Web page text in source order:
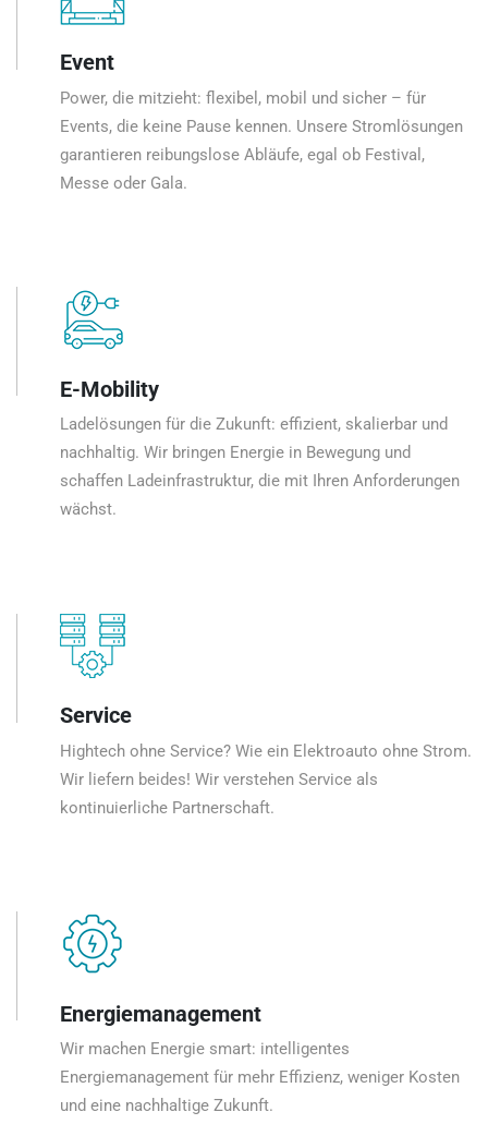
Event
Power, die mitzieht: flexibel, mobil und sicher – für
Events, die keine Pause kennen. Unsere Stromlösungen
garantieren reibungslose Abläufe, egal ob Festival,
Messe oder Gala.
E-Mobility
Ladelösungen für die Zukunft: effizient, skalierbar und
nachhaltig. Wir bringen Energie in Bewegung und
schaffen Ladeinfrastruktur, die mit Ihren Anforderungen
wächst.
Service
Hightech ohne Service? Wie ein Elektroauto ohne Strom.
Wir liefern beides! Wir verstehen Service als
kontinuierliche Partnerschaft.
Energiemanagement
Wir machen Energie smart: intelligentes
Energiemanagement für mehr Effizienz, weniger Kosten
und eine nachhaltige Zukunft.